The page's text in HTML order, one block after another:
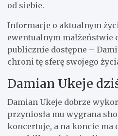
od siebie.
Informacje o aktualnym
ewentualnym małżeństwie
publicznie dostępne –
chroni tę sferę swojego
Damian Ukeje
Damian Ukeje dobrze
przyniosła mu wygrana
koncertuje, a na koncie ma